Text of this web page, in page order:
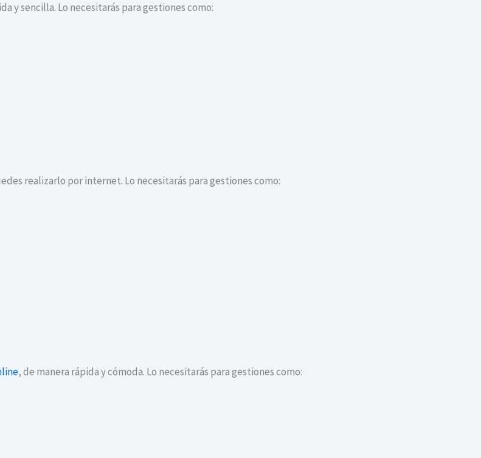
y sencilla. Lo necesitarás para gestiones como:
realizarlo por internet. Lo necesitarás para gestiones como:
, de manera rápida y cómoda. Lo necesitarás para gestiones como: